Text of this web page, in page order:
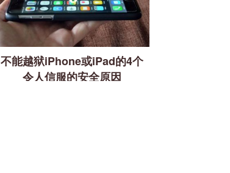
不能越狱iPhone或iPad的4个
令人信服的安全原因